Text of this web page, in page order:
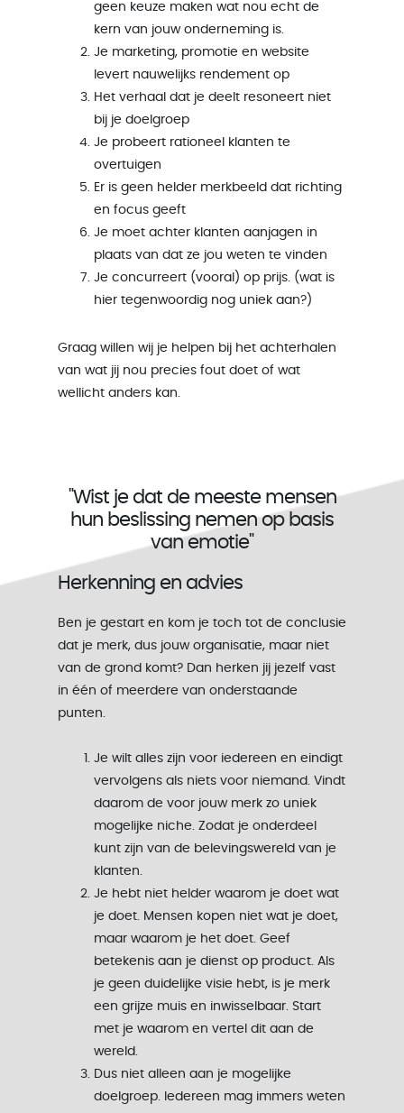
geen keuze maken wat nou echt de
kern van jouw onderneming is.
Je marketing, promotie en website
levert nauwelijks rendement op
Het verhaal dat je deelt resoneert niet
bij je doelgroep
Je probeert rationeel klanten te
overtuigen
Er is geen helder merkbeeld dat richting
en focus geeft
Je moet achter klanten aanjagen in
plaats van dat ze jou weten te vinden
Je concurreert (vooral) op prijs. (wat is
hier tegenwoordig nog uniek aan?)
Graag willen wij je helpen bij het achterhalen
van wat jij nou precies fout doet of wat
wellicht anders kan.
"Wist je dat de meeste mensen
hun beslissing nemen op basis
van emotie"
Herkenning en advies
Ben je gestart en kom je toch tot de conclusie
dat je merk, dus jouw organisatie, maar niet
van de grond komt? Dan herken jij jezelf vast
in één of meerdere van onderstaande
punten.
Je wilt alles zijn voor iedereen en eindigt
vervolgens als niets voor niemand. Vindt
daarom de voor jouw merk zo uniek
mogelijke niche. Zodat je onderdeel
kunt zijn van de belevingswereld van je
klanten.
Je hebt niet helder waarom je doet wat
je doet. Mensen kopen niet wat je doet,
maar waarom je het doet. Geef
betekenis aan je dienst op product. Als
je geen duidelijke visie hebt, is je merk
een grijze muis en inwisselbaar. Start
met je waarom en vertel dit aan de
wereld.
Dus niet alleen aan je mogelijke
doelgroep. Iedereen mag immers weten